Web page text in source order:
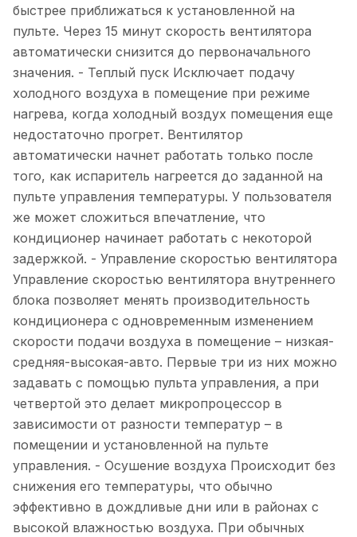
быстрее приближаться к установленной на
пульте. Через 15 минут скорость вентилятора
автоматически снизится до первоначального
значения. - Теплый пуск Исключает подачу
холодного воздуха в помещение при режиме
нагрева, когда холодный воздух помещения еще
недостаточно прогрет. Вентилятор
автоматически начнет работать только после
того, как испаритель нагреется до заданной на
пульте управления температуры. У пользователя
же может сложиться впечатление, что
кондиционер начинает работать с некоторой
задержкой. - Управление скоростью вентилятора
Управление скоростью вентилятора внутреннего
блока позволяет менять производительность
кондиционера с одновременным изменением
скорости подачи воздуха в помещение – низкая-
средняя-высокая-авто. Первые три из них можно
задавать с помощью пульта управления, а при
четвертой это делает микропроцессор в
зависимости от разности температур – в
помещении и установленной на пульте
управления. - Осушение воздуха Происходит без
снижения его температуры, что обычно
эффективно в дождливые дни или в районах с
высокой влажностью воздуха. При обычных